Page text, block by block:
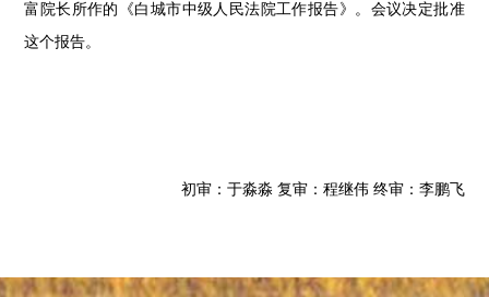
富院长所作的《白城市中级人民法院工作报告》。会议决定批准
这个报告。
初审：于淼淼 复审：程继伟 终审：李鹏飞